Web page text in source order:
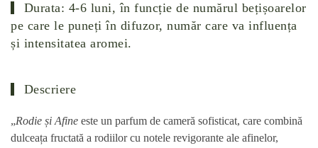
Durata: 4-6 luni, în funcție de numărul bețișoarelor
pe care le puneți în difuzor, număr care va influența
și intensitatea aromei.
Descriere
„Rodie și Afine este un parfum de cameră sofisticat, care combină
dulceața fructată a rodiilor cu notele revigorante ale afinelor,